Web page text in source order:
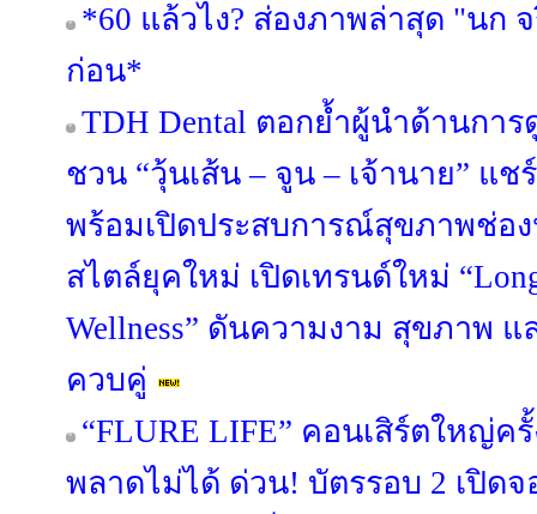
*60 แล้วไง? ส่องภาพล่าสุด "นก
ก่อน*
TDH Dental ตอกย้ำผู้นำด้านกา
ชวน “วุ้นเส้น – จูน – เจ้านาย” แ
พร้อมเปิดประสบการณ์สุขภาพช่อ
สไตล์ยุคใหม่ เปิดเทรนด์ใหม่
Wellness” ดันความงาม สุขภาพ
ควบคู่
“FLURE LIFE” คอนเสิร์ตใหญ่
พลาดไม่ได้ ด่วน! บัตรรอบ 2 เปิดจ